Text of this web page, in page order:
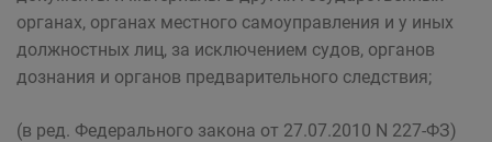
органах, органах местного самоуправления и у иных
должностных лиц, за исключением судов, органов
дознания и органов предварительного следствия;
(в ред. Федерального закона от 27.07.2010 N 227-ФЗ)